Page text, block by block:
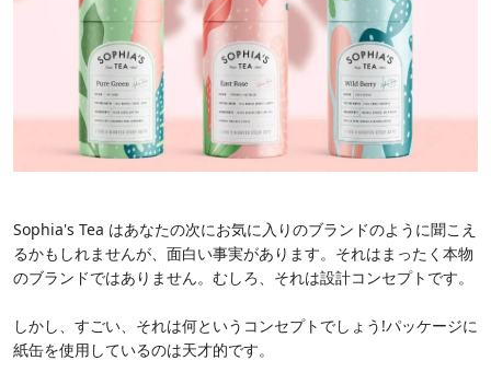
Sophia's Tea はあなたの次にお気に入りのブランドのように聞こえ
るかもしれませんが、面白い事実があります。それはまったく本物
のブランドではありません。むしろ、それは設計コンセプトです。
しかし、すごい、それは何というコンセプトでしょう!パッケージに
紙缶を使用しているのは天才的です。